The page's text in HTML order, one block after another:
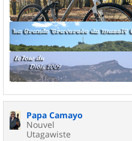
Papa Camayo
Nouvel
Utagawiste